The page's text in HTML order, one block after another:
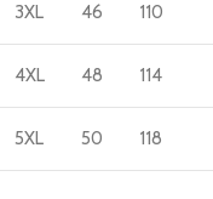
3XL 46 110
4XL 48 114
5XL 50 118